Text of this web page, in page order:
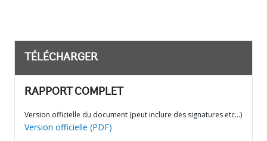
TÉLÉCHARGER
RAPPORT COMPLET
Version officielle du document (peut inclure des signatures etc…)
Version officielle (PDF)